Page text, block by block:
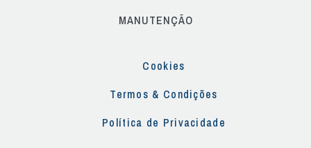
MANUTENÇÃO
Cookies
Termos & Condições
Política de Privacidade